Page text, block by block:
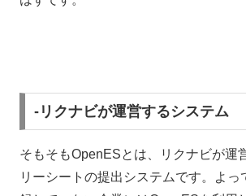
-リクナビが運営するシステム
そもそもOpenESとは、リクナビが運
リーシートの提出システムです。よっ